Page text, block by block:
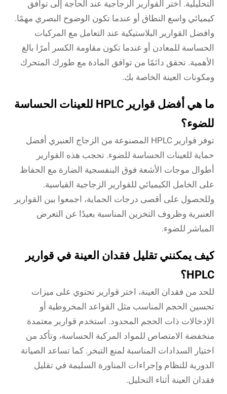
التحليلية. اختر القوارير الزجاجية عند الحاجة إلى توافق
كيميائي واسع النطاق أو عندما تكون الوضوح البصري مهمًا.
وافضل القوارير البلاستيكية عند التعامل مع المركبات
الحساسة للمعادن أو عندما تكون مقاومة الكسر أمرًا بالغ
الأهمية. تحقق دائمًا من توافق المادة مع طورك المتحرك
ومكونات العينة الخاصة بك.
ما هي أفضل قوارير HPLC للعينات الحساسة
للضوء؟
توفر قوارير HPLC المصنوعة من الزجاج العنبري أفضل
حماية للعينات الحساسة للضوء. تحجب هذه القوارير
أطوال موجات الأشعة فوق البنفسجية الضارة مع الحفاظ
على الخامل الكيميائي للقوارير الزجاجية القياسية.
وللحصول على أقصى درجات الحماية، اجمعوا بين القوارير
العنبرية وظروف التخزين المناسبة بعيدًا عن التعرض
المباشر للضوء.
كيف يمكنني تقليل فقدان العينة في قوارير
HPLC؟
للحد من فقدان العينة، اختر قوارير تحتوي على ميزات
تحسين الحجم المناسب مثل القواعد المخروطية أو
الإدخالات ذات الحجم المحدود. استخدم قوارير معتمدة
منخفضة الامتصاص للمواد المركبة الحساسة، وتأكد من
اختيار السدادات المناسبة لمنع التبخر. كما تساعد الصيانة
الدورية للنظام وإجراءات المناورة السليمة في تقليل
فقدان العينة أثناء التحليل.